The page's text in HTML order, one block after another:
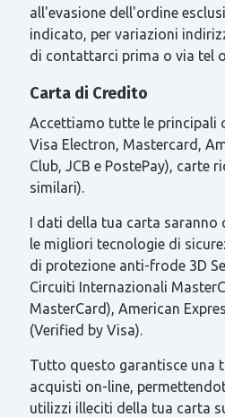
all'evasione dell'ordine
indicato, per variazioni
di contattarci prima o via tel o
Carta di Credito
Accettiamo tutte le principali
Visa Electron, Mastercard,
Club, JCB e PostePay), carte
similari).
I dati della tua carta saranno
le migliori tecnologie di
di protezione anti-frode 3D
Circuiti Internazionali
MasterCard), American
(Verified by Visa).
Tutto questo garantisce una
acquisti on-line,
utilizzi illeciti della tua carta